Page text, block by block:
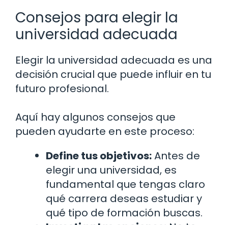
Consejos para elegir la
universidad adecuada
Elegir la universidad adecuada es una
decisión crucial que puede influir en tu
futuro profesional.
Aquí hay algunos consejos que
pueden ayudarte en este proceso:
Define tus objetivos:Antes de
elegir una universidad, es
fundamental que tengas claro
qué carrera deseas estudiar y
qué tipo de formación buscas.